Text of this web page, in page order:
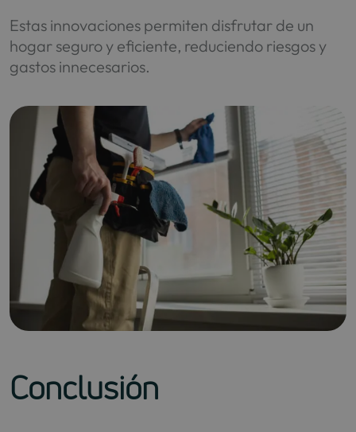
Estas innovaciones permiten disfrutar de un
hogar seguro y eficiente, reduciendo riesgos y
gastos innecesarios.
Conclusión